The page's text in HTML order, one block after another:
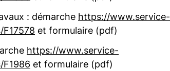
: démarche https://www.service-
et formulaire (pdf)
https://www.service-
et formulaire (pdf)